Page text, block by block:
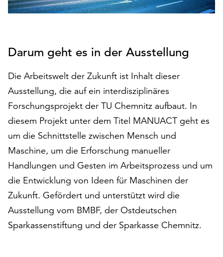
auf
alle
zu
akzeptieren.
Sie
Ihr
Einverständnis
jederzeit
ändern
und
widerrufen.
Dafür
steht
Ihnen
am
Darum geht es in der Ausstellung
Die Arbeitswelt der Zukunft ist Inhalt dieser
Ausstellung, die auf ein interdisziplinäres
Forschungsprojekt der TU Chemnitz aufbaut. In
diesem Projekt unter dem Titel MANUACT geht es
um die Schnittstelle zwischen Mensch und
Maschine, um die Erforschung manueller
Handlungen und Gesten im Arbeitsprozess und um
die Entwicklung von Ideen für Maschinen der
Zukunft. Gefördert und unterstützt wird die
Ausstellung vom BMBF, der Ostdeutschen
Sparkassenstiftung und der Sparkasse Chemnitz.